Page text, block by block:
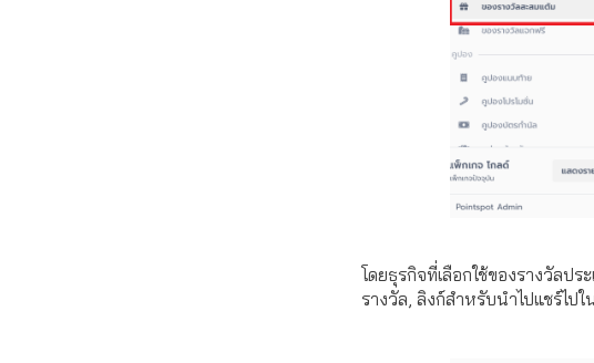
โดยธุรกิจที่เลือกใช้ของรางวัลป
รางวัล, ลิงก์สำหรับนำไปแชร์ไป